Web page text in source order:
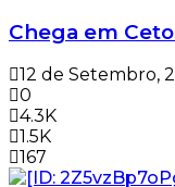
Chega em
12 de Setembro,
0
4.3K
1.5K
167